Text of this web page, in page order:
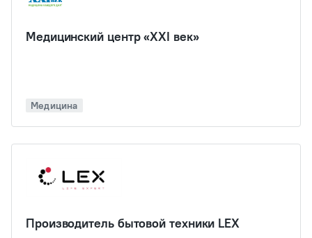
Медицинский центр «‎XXI век»‎
Медицина
Производитель бытовой техники LEX